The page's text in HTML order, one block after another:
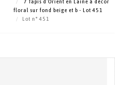
7 Tapis d’Orient en Laine à décor
floral sur fond beige et b - Lot 451
Lot n° 451